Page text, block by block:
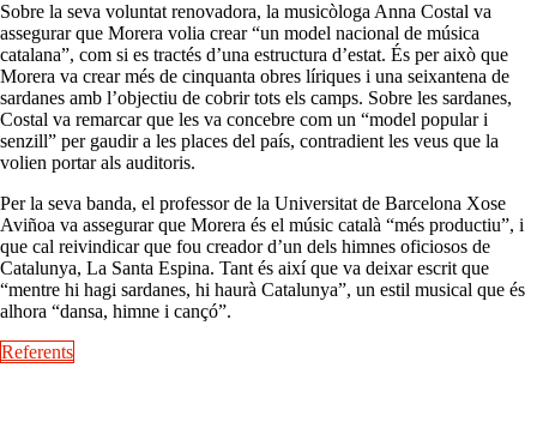
Sobre la seva voluntat renovadora, la musicòloga Anna Costal va
assegurar que Morera volia crear “un model nacional de música
catalana”, com si es tractés d’una estructura d’estat. És per això que
Morera va crear més de cinquanta obres líriques i una seixantena de
sardanes amb l’objectiu de cobrir tots els camps. Sobre les sardanes,
Costal va remarcar que les va concebre com un “model popular i
senzill” per gaudir a les places del país, contradient les veus que la
volien portar als auditoris.
Per la seva banda, el professor de la Universitat de Barcelona Xose
Aviñoa va assegurar que Morera és el músic català “més productiu”, i
que cal reivindicar que fou creador d’un dels himnes oficiosos de
Catalunya, La Santa Espina. Tant és així que va deixar escrit que
“mentre hi hagi sardanes, hi haurà Catalunya”, un estil musical que és
alhora “dansa, himne i cançó”.
Referents